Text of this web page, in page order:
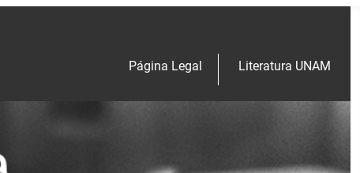
Literatura UNAM
Página Legal